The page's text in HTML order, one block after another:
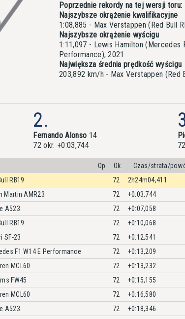
Poprzednie rekordy na tej wersji toru:
Najszybsze okrążenie kwalifikacyjne
1:08,885 - Max Verstappen (Red Bull
Najszybsze okrążenie wyścigu
1:11,097 - Lewis Hamilton (Mercedes
Performance), 2021
Największa średnia prędkość wyścigu
203,892 km/h - Max Verstappen (Red
2.
Fernando Alonso 14
72 okr. +0:03,744
Op. Ok. Czas/strata/
RB19 72 2h24m04,411
Martin AMR23 72 +0:03,744
A523 72 +0:07,058
RB19 72 +0:10,068
SF-23 72 +0:12,541
F1 W14 E Performance 72 +0:13,209
MCL60 72 +0:13,232
FW45 72 +0:15,155
MCL60 72 +0:16,580
A523 72 +0:18,346